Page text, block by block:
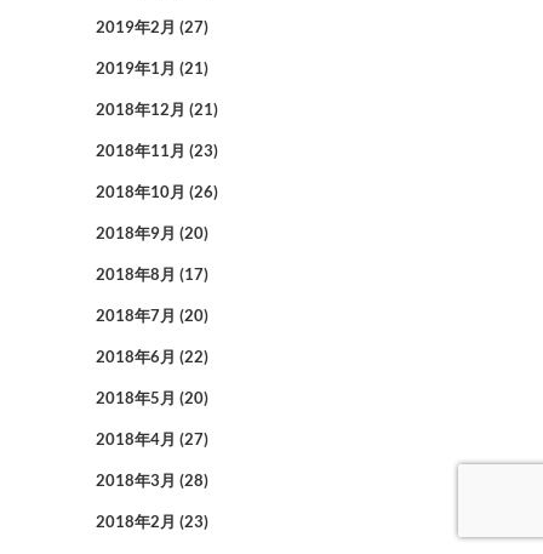
2019年2月 (27)
2019年1月 (21)
2018年12月 (21)
2018年11月 (23)
2018年10月 (26)
2018年9月 (20)
2018年8月 (17)
2018年7月 (20)
2018年6月 (22)
2018年5月 (20)
2018年4月 (27)
2018年3月 (28)
2018年2月 (23)